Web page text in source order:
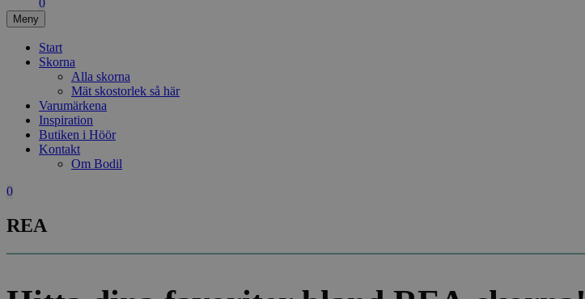
0
Meny
Start
Skorna
Alla skorna
Mät skostorlek så här
Varumärkena
Inspiration
Butiken i Höör
Kontakt
Om Bodil
0
REA